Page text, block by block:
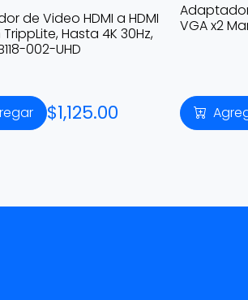
de Video HDMI a HDMI
Hasta 4K 30Hz,
002-UHD
$1,125.00
VGA x2